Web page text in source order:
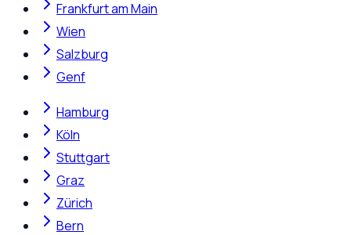
Frankfurt am Main
Wien
Salzburg
Genf
Hamburg
Köln
Stuttgart
Graz
Zürich
Bern